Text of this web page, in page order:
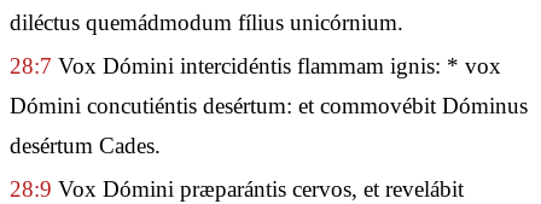
diléctus quemádmodum fílius unicórnium.
28:7 Vox Dómini intercidéntis flammam ignis: * vox
Dómini concutiéntis desértum: et commovébit Dóminus
desértum Cades.
28:9 Vox Dómini præparántis cervos, et revelábit